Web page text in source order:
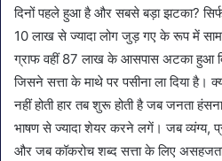
दिनों पहले हुआ है और सबसे बड़ा झटका?
10 लाख से ज्यादा लोग जुड़ गए के रूप में
ग्राफ वहीं 87 लाख के आसपास अटका हुआ
जिसने सत्ता के माथे पर पसीना ला दिया है।
नहीं होती हार तब शुरू होती है जब जनता
भाषण से ज्यादा शेयर करने लगें। जब व्यंग्य,
और जब कॉकरोच शब्द सत्ता के लिए